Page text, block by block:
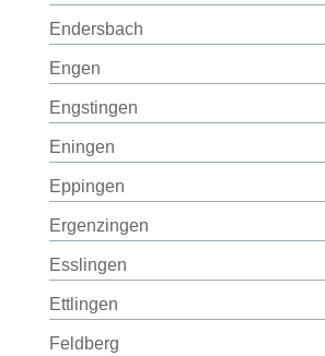
Endersbach
Engen
Engstingen
Eningen
Eppingen
Ergenzingen
Esslingen
Ettlingen
Feldberg